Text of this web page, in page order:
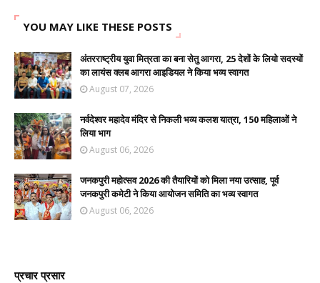
YOU MAY LIKE THESE POSTS
अंतरराष्ट्रीय युवा मित्रता का बना सेतु आगरा, 25 देशों के लियो सदस्यों
का लायंस क्लब आगरा आइडियल ने किया भव्य स्वागत
August 07, 2026
नर्वदेश्वर महादेव मंदिर से निकली भव्य कलश यात्रा, 150 महिलाओं ने
लिया भाग
August 06, 2026
जनकपुरी महोत्सव 2026 की तैयारियों को मिला नया उत्साह, पूर्व
जनकपुरी कमेटी ने किया आयोजन समिति का भव्य स्वागत
August 06, 2026
प्रचार प्रसार